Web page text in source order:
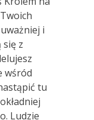
i
się z
wśród
tu
Ludzie